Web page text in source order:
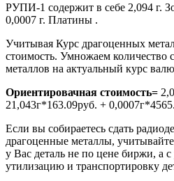
РУПИ-1 содержит в себе 2,094 г.
0,0007 г. Платины .
Учитывая Курс драгоценных
стоимость. Умножаем количество
металлов на актуальный курс
Ориентировачная стоимость=
21,043г*163.09руб. +
Если вы собираетесь сдать
драгоценные металлы,
у Вас деталь не по цене биржи, а с
утилизацию и транспортировку